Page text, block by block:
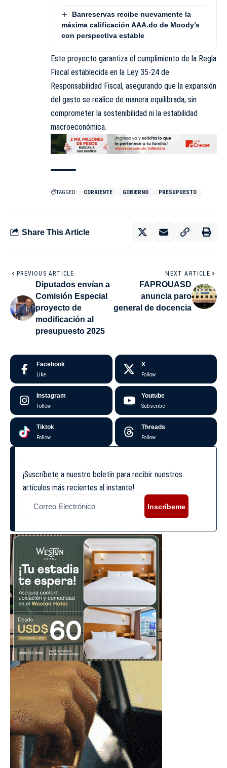
Banreservas recibe nuevamente la
máxima calificación AAA.do de Moody’s
con perspectiva estable
Este proyecto garantiza el cumplimiento de la Regla
Fiscal establecida en la Ley 35-24 de
Responsabilidad Fiscal, asegurando que la expansión
del gasto se realice de manera equilibrada, sin
comprometer la sostenibilidad ni la estabilidad
macroeconómica.
TAGGED: CORRIENTE GOBIERNO PRESUPUESTO
Share This Article
PREVIOUS ARTICLE
Diputados envían a
Comisión Especial
proyecto de
modificación al
presupuesto 2025
NEXT ARTICLE
FAPROUASD
anuncia paro
general de docencia
Facebook
Like
X
Follow
Instagram
Follow
Youtube
Subscribe
Tiktok
Follow
Threads
Follow
¡Suscríbete a nuestro boletín para recibir nuestros
artículos más recientes al instante!
Inscríbeme